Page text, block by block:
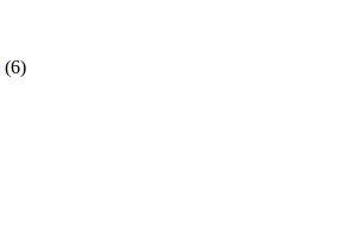
(6)